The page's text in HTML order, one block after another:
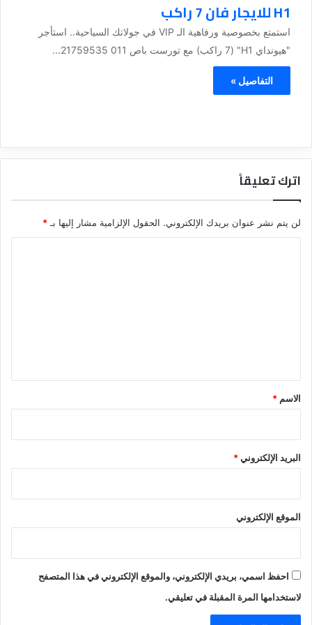
H1 للايجار فان 7 راكب
استمتع بخصوصية ورفاهية الـ VIP في جولاتك السياحية.. استأجر
"هيونداي H1" (7 راكب) مع تورست باص 011 21759535...
التفاصيل »
اترك تعليقاً
لن يتم نشر عنوان بريدك الإلكتروني. الحقول الإلزامية مشار إليها بـ*
*
الاسم *
البريد الإلكتروني*
الموقع الإلكتروني
احفظ اسمي، بريدي الإلكتروني، والموقع الإلكتروني في هذا المتصفح
لاستخدامها المرة المقبلة في تعليقي.